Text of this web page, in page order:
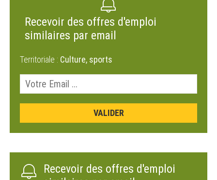
Recevoir des offres d'emploi
similaires par email
Territoriale : Culture, sports
Recevoir des offres d'emploi